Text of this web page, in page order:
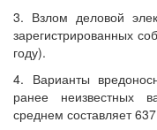
3. Взлом деловой
зарегистрированных
году).
4. Варианты
ранее неизвестных
среднем составляет